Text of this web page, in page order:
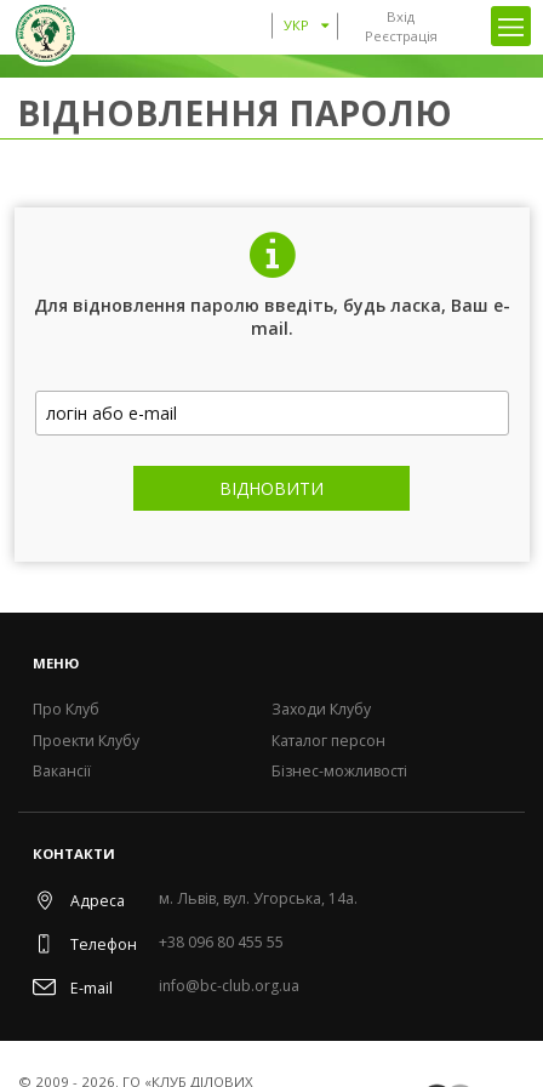
Вхід
Реєстрація
УКР
ВІДНОВЛЕННЯ ПАРОЛЮ
Для відновлення паролю введіть, будь ласка, Ваш e-
mail.
ВІДНОВИТИ
МЕНЮ
Про Клуб
Проекти Клубу
Вакансії
Заходи Клубу
Каталог персон
Бізнес-можливості
КОНТАКТИ
Адреса м. Львів, вул. Угорська, 14а.
Телефон +38 096 80 455 55
E-mail info@bc-club.org.ua
© 2009 - 2026. ГО «КЛУБ ДІЛОВИХ